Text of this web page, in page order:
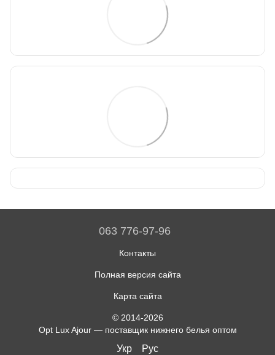
063 776-97-96
Контакты
Полная версия сайта
Карта сайта
© 2014-2026
Opt Lux Ajour — поставщик нижнего белья оптом
Укр Рус